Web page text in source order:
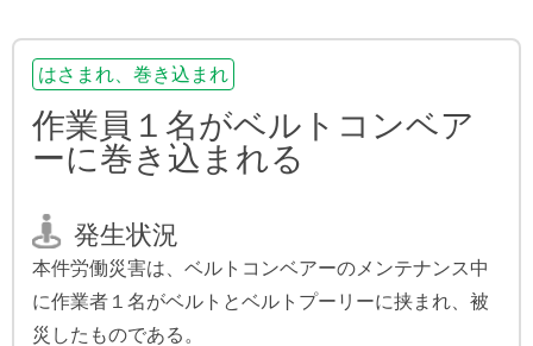
はさまれ、巻き込まれ
作業員１名がベルトコンベア
ーに巻き込まれる
発生状況
本件労働災害は、ベルトコンベアーのメンテナンス中
に作業者１名がベルトとベルトプーリーに挟まれ、被
災したものである。